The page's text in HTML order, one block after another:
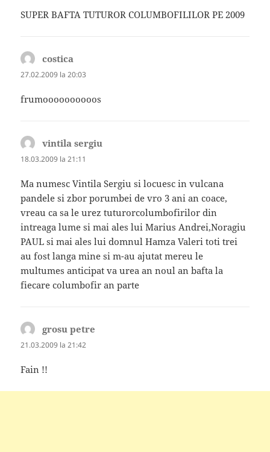
SUPER BAFTA TUTUROR COLUMBOFILILOR PE 2009
costica
27.02.2009 la 20:03
frumoooooooooos
vintila sergiu
18.03.2009 la 21:11
Ma numesc Vintila Sergiu si locuesc in vulcana
pandele si zbor porumbei de vro 3 ani an coace,
vreau ca sa le urez tuturorcolumbofirilor din
intreaga lume si mai ales lui Marius Andrei,Noragiu
PAUL si mai ales lui domnul Hamza Valeri toti trei
au fost langa mine si m-au ajutat mereu le
multumes anticipat va urea an noul an bafta la
fiecare columbofir an parte
grosu petre
21.03.2009 la 21:42
Fain !!